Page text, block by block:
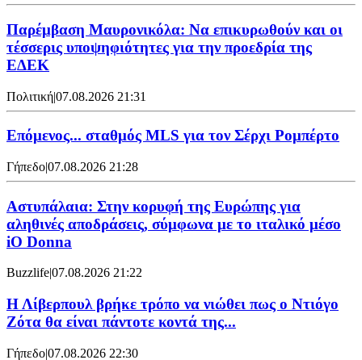
Παρέμβαση Μαυρονικόλα: Να επικυρωθούν και οι
τέσσερις υποψηφιότητες για την προεδρία της
ΕΔΕΚ
Πολιτική|07.08.2026 21:31
Επόμενος... σταθμός MLS για τον Σέρχι Ρομπέρτο
Γήπεδο|07.08.2026 21:28
Αστυπάλαια: Στην κορυφή της Ευρώπης για
αληθινές αποδράσεις, σύμφωνα με το ιταλικό μέσο
iO Donna
Buzzlife|07.08.2026 21:22
Η Λίβερπουλ βρήκε τρόπο να νιώθει πως ο Ντιόγο
Ζότα θα είναι πάντοτε κοντά της...
Γήπεδο|07.08.2026 22:30